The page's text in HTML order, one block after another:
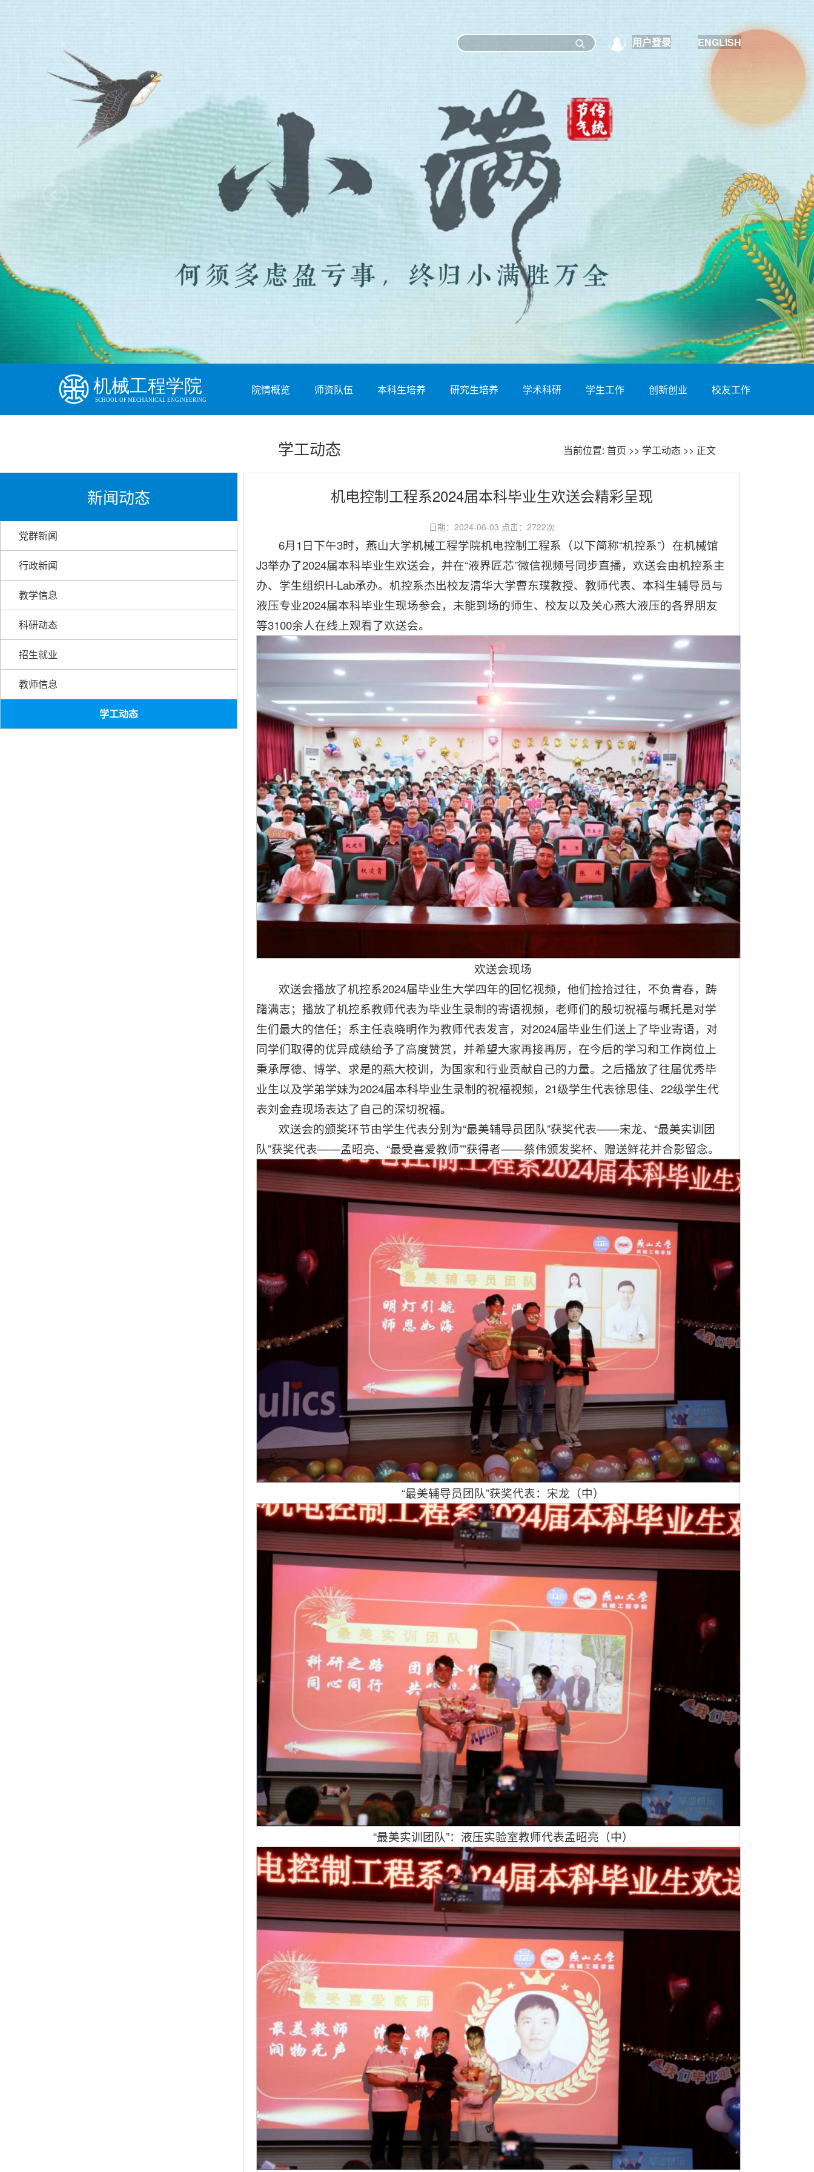
用户登录 ENGLISH
院情概览 师资队伍 本科生培养 研究生培养 学术科研 学生工作 创新创业 校友工作
新闻动态
学工动态 当前位置: 首页 >> 学工动态 >> 正文
党群新闻
行政新闻
教学信息
科研动态
招生就业
教师信息
学工动态
机电控制工程系2024届本科毕业生欢送会精彩呈现
日期：2024-06-03 点击： 2722次
6月1日下午3时，燕山大学机械工程学院机电控制工程系（以下简称“机控系”）在机械馆
J3举办了2024届本科毕业生欢送会，并在“液界匠芯”微信视频号同步直播，欢送会由机控系主
办、学生组织H-Lab承办。机控系杰出校友清华大学曹东璞教授、教师代表、本科生辅导员与
液压专业2024届本科毕业生现场参会，未能到场的师生、校友以及关心燕大液压的各界朋友
等3100余人在线上观看了欢送会。
欢送会现场
欢送会播放了机控系2024届毕业生大学四年的回忆视频，他们捡拾过往，不负青春，踌
躇满志；播放了机控系教师代表为毕业生录制的寄语视频，老师们的殷切祝福与嘱托是对学
生们最大的信任；系主任袁晓明作为教师代表发言，对2024届毕业生们送上了毕业寄语，对
同学们取得的优异成绩给予了高度赞赏，并希望大家再接再厉，在今后的学习和工作岗位上
秉承厚德、博学、求是的燕大校训，为国家和行业贡献自己的力量。之后播放了往届优秀毕
业生以及学弟学妹为2024届本科毕业生录制的祝福视频，21级学生代表徐思佳、22级学生代
表刘金垚现场表达了自己的深切祝福。
欢送会的颁奖环节由学生代表分别为“最美辅导员团队”获奖代表——宋龙、“最美实训团
队”获奖代表——孟昭亮、“最受喜爱教师””获得者——蔡伟颁发奖杯、赠送鲜花并合影留念。
“最美辅导员团队”获奖代表：宋龙（中）
“最美实训团队”：液压实验室教师代表孟昭亮（中）